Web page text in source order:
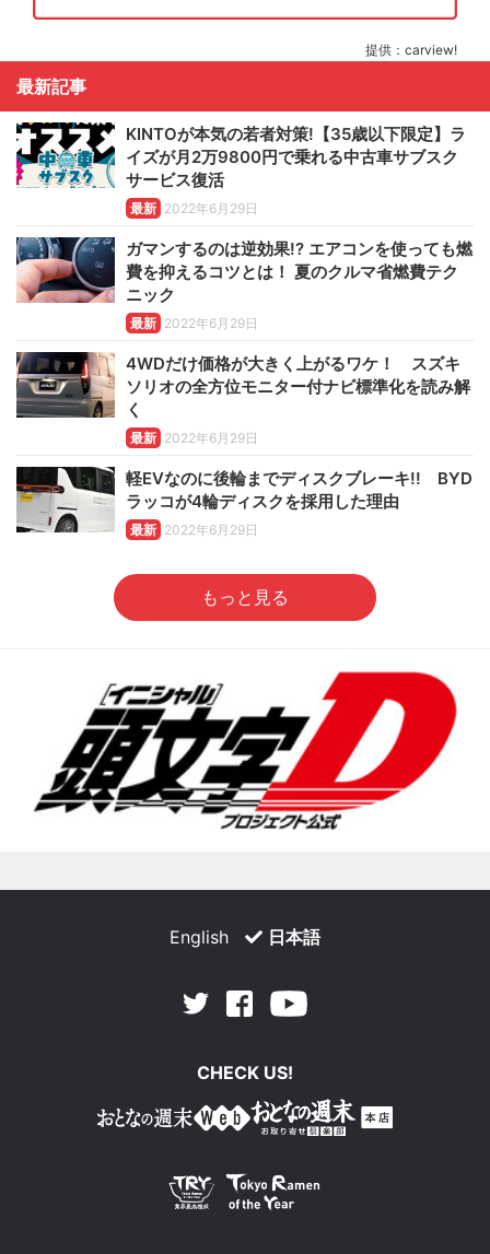
提供：carview!
最新記事
KINTOが本気の若者対策!【35歳以下限定】ラ
イズが月2万9800円で乗れる中古車サブスク
サービス復活
最新 2022年6月29日
ガマンするのは逆効果!? エアコンを使っても燃
費を抑えるコツとは！ 夏のクルマ省燃費テク
ニック
最新 2022年6月29日
4WDだけ価格が大きく上がるワケ！ スズキ
ソリオの全方位モニター付ナビ標準化を読み解
く
最新 2022年6月29日
軽EVなのに後輪までディスクブレーキ!! BYD
ラッコが4輪ディスクを採用した理由
最新 2022年6月29日
もっと見る
English 日本語
Twitter Facebook
CHECK US!